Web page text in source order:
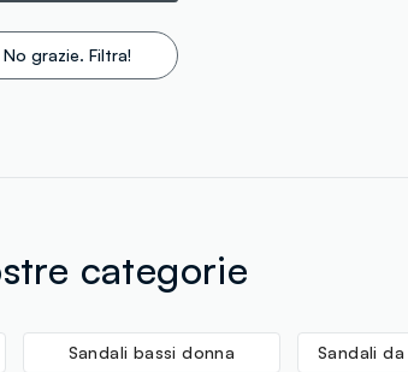
grazie. Filtra!
categorie
Sandali bassi donna Sandali